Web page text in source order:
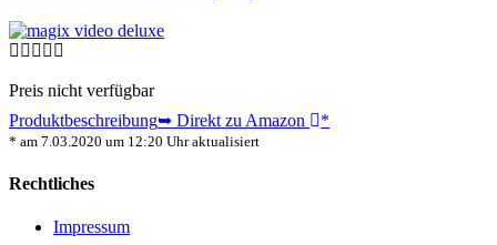
Preis nicht verfügbar
Produktbeschreibung➥ Direkt zu Amazon *
* am 7.03.2020 um 12:20 Uhr aktualisiert
Rechtliches
Impressum